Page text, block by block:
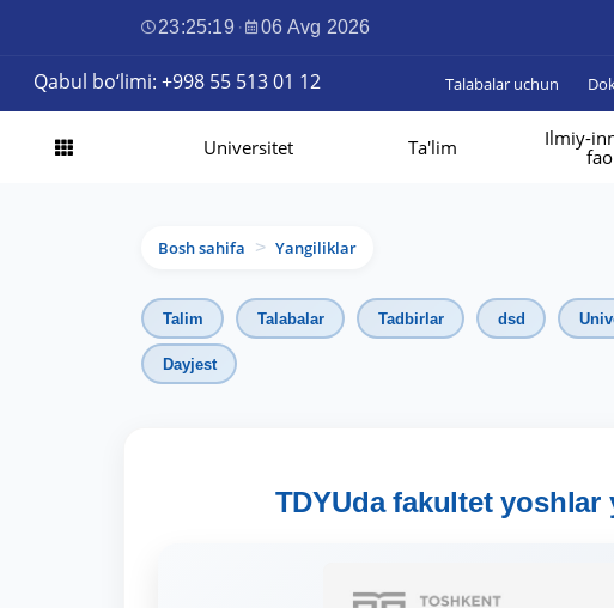
23:25:20 · 06 Avg 2026
Qabul bo‘limi: +998 55 513 01 12 Talabalar uchun
Universitet Ta'lim
Ilmiy-
Bosh sahifa > Yangiliklar
Talim Talabalar Tadbirlar dsd
Dayjest
TDYUda fakultet